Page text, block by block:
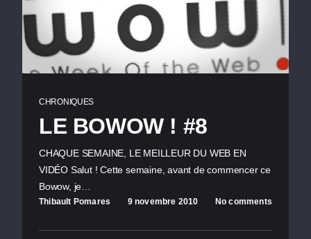
CHRONIQUES
LE BOWOW ! #8
CHAQUE SEMAINE, LE MEILLEUR DU WEB EN
VIDÉO Salut ! Cette semaine, avant de commencer ce
Bowow, je…
Thibault Pomares 9 novembre 2010 No comments